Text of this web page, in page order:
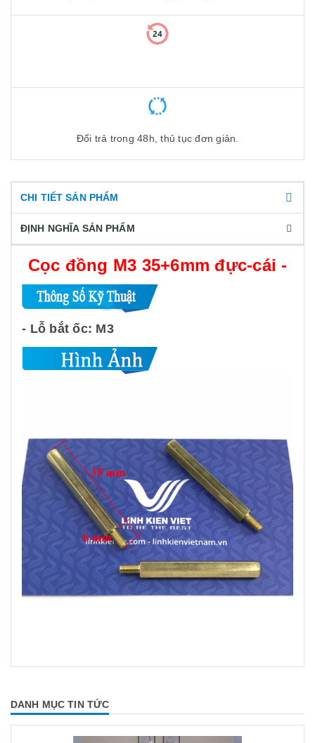
Đổi trả trong 48h, thủ tục đơn giản.
CHI TIẾT SẢN PHẨM
ĐỊNH NGHĨA SẢN PHẨM
Cọc đồng M3 35+6mm đực-cái -
- Lỗ bắt ốc: M3
DANH MỤC TIN TỨC